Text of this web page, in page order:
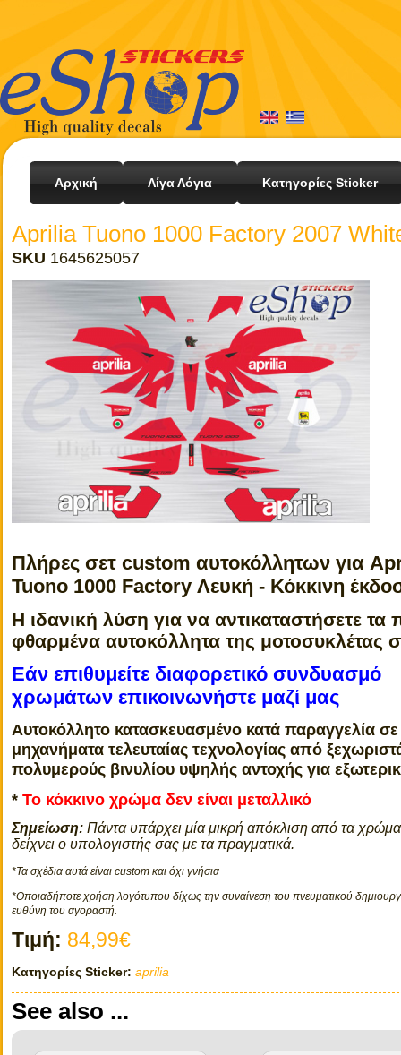
Αρχική Λίγα Λόγια Κατηγορίες Sticker
Aprilia Tuono 1000 Factory 2007
SKU 1645625057
Πλήρες σετ custom αυτοκόλλητων για
Tuono 1000 Factory Λευκή - Κόκκινη
Η ιδανική λύση για να αντικαταστήσετε τα
φθαρμένα αυτοκόλλητα της μοτοσυκλέτας
Εάν επιθυμείτε διαφορετικό συνδυασμό
χρωμάτων επικοινωνήστε μαζί μας
Αυτοκόλλητο κατασκευασμένο κατά παραγγελία σε
μηχανήματα τελευταίας τεχνολογίας από
πολυμερούς βινυλίου υψηλής αντοχής για
* Το κόκκινο χρώμα δεν είναι μεταλλικό
Σημείωση: Πάντα υπάρχει μία μικρή απόκλιση από τα
δείχνει ο υπολογιστής σας με τα πραγματικά.
*Τα σχέδια αυτά είναι custom και όχι γνήσια
*Οποιαδήποτε χρήση λογότυπου δίχως την συναίνεση του πνευματικού
ευθύνη του αγοραστή.
Τιμή: 84,99€
Κατηγορίες Sticker: aprilia
See also ...